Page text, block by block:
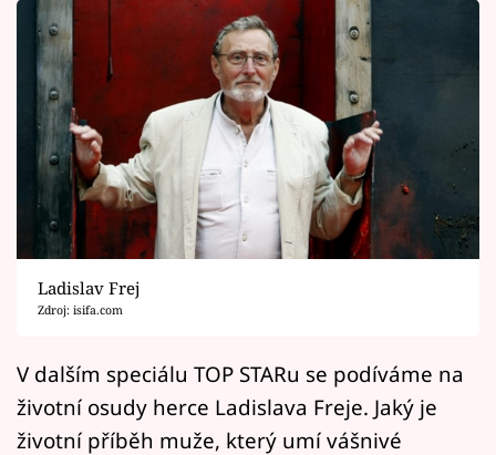
Vztahy
Seriály
Horoskopy
Sledujte prima+
Filmový festival Karlovy Vary
Pořady
Mámy sobě
Přihlášení
Ladislav Frej
Zdroj: isifa.com
V dalším speciálu TOP STARu se podíváme na
životní osudy herce Ladislava Freje. Jaký je
životní příběh muže, který umí vášnivé